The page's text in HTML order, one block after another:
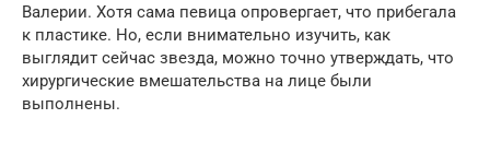
Валерии. Хотя сама певица опровергает, что прибегала
к пластике. Но, если внимательно изучить, как
выглядит сейчас звезда, можно точно утверждать, что
хирургические вмешательства на лице были
выполнены.